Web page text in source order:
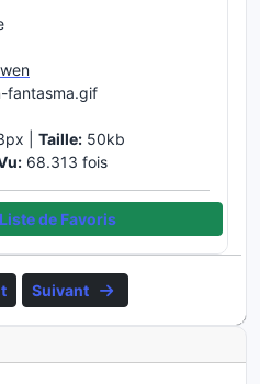
fantasma.gif
| Taille: 50kb
68.313 fois
de Favoris
Suivant